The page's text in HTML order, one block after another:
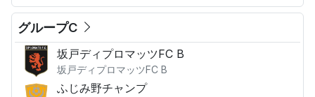
グループC
坂戸ディプロマッツFC B
坂戸ディプロマッツFC B
ふじみ野チャンプ